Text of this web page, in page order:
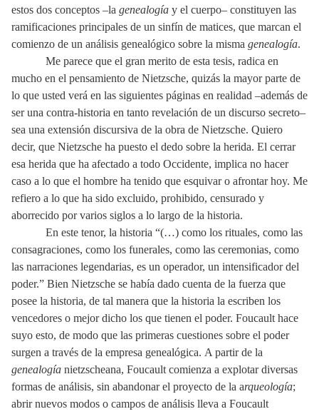
estos dos conceptos –la genealogía y el cuerpo– constituyen las
ramificaciones principales de un sinfín de matices, que marcan el
comienzo de un análisis genealógico sobre la misma genealogía.
Me parece que el gran merito de esta tesis, radica en
mucho en el pensamiento de Nietzsche, quizás la mayor parte de
lo que usted verá en las siguientes páginas en realidad –además de
ser una contra-historia en tanto revelación de un discurso secreto–
sea una extensión discursiva de la obra de Nietzsche. Quiero
decir, que Nietzsche ha puesto el dedo sobre la herida. El cerrar
esa herida que ha afectado a todo Occidente, implica no hacer
caso a lo que el hombre ha tenido que esquivar o afrontar hoy. Me
refiero a lo que ha sido excluido, prohibido, censurado y
aborrecido por varios siglos a lo largo de la historia.
En este tenor, la historia “(…) como los rituales, como las
consagraciones, como los funerales, como las ceremonias, como
las narraciones legendarias, es un operador, un intensificador del
poder.” Bien Nietzsche se había dado cuenta de la fuerza que
posee la historia, de tal manera que la historia la escriben los
vencedores o mejor dicho los que tienen el poder. Foucault hace
suyo esto, de modo que las primeras cuestiones sobre el poder
surgen a través de la empresa genealógica. A partir de la
genealogía nietzscheana, Foucault comienza a explotar diversas
formas de análisis, sin abandonar el proyecto de la arqueología;
abrir nuevos modos o campos de análisis lleva a Foucault